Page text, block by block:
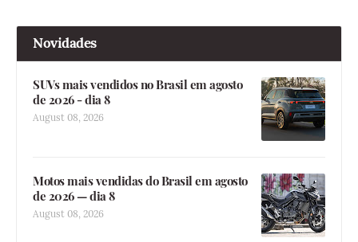
Novidades
SUVs mais vendidos no Brasil em agosto
de 2026 - dia 8
August 08, 2026
Motos mais vendidas do Brasil em agosto
de 2026 — dia 8
August 08, 2026